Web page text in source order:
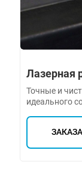
Лазерная
Точные и
идеального